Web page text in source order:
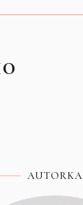
AUTORKA